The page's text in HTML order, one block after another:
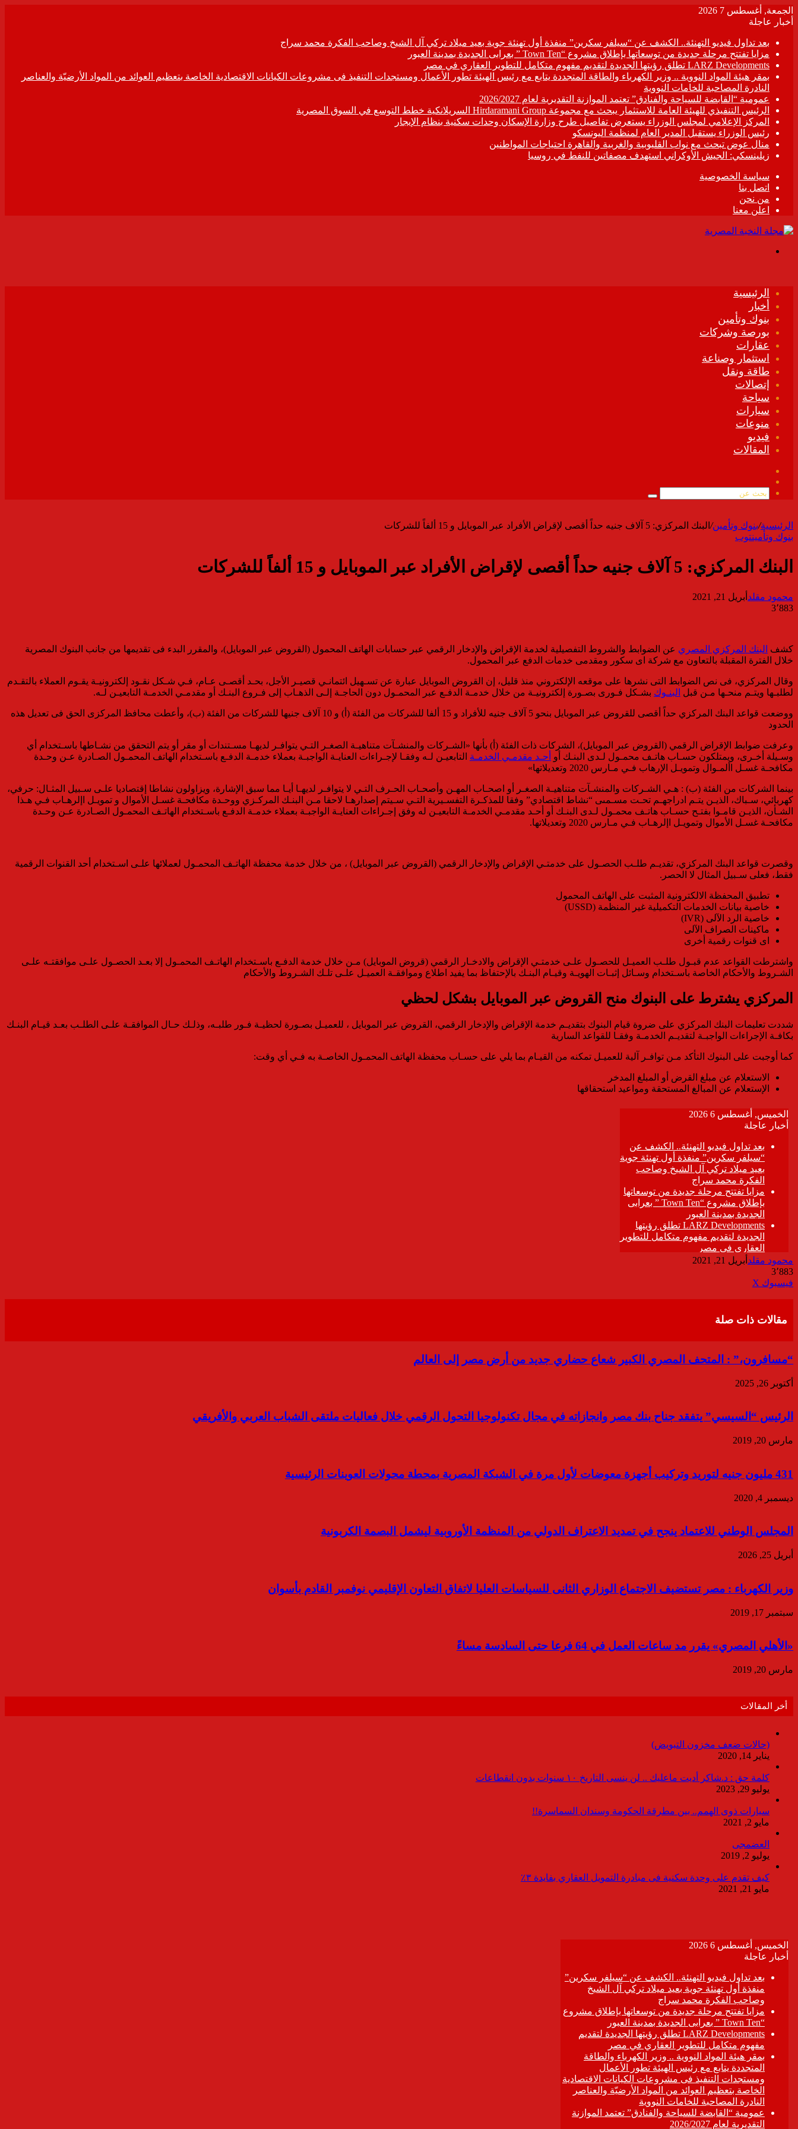
الجمعة, أغسطس 7 2026
أخبار عاجلة
بعد تداول فيديو التهنئة.. الكشف عن “سيلفر سكرين” منفذة أول تهنئة جوية بعيد ميلاد تركي آل الشيخ وصاحب الفكرة محمد سراج
مزايا تفتتح مرحلة جديدة من توسعاتها بإطلاق مشروع “Town Ten ” بعرابى الجديدة بمدينة العبور
LARZ Developments تطلق رؤيتها الجديدة لتقديم مفهوم متكامل للتطوير العقاري في مصر
بمقر هيئة المواد النووية .. وزير الكهرباء والطاقة المتجددة يتابع مع رئيس الهيئة تطور الأعمال ومستجدات التنفيذ فى مشروعات الكيانات الاقتصادية الخاصة بتعظيم العوائد من المواد الأرضيّة والعناصر
النادرة المصاحبة للخامات النووية
عمومية “القابضة للسياحة والفنادق” تعتمد الموازنة التقديرية لعام 2026/2027
الرئيس التنفيذي للهيئة العامة للاستثمار يبحث مع مجموعة Hirdaramani Group السريلانكية خطط التوسع في السوق المصرية
المركز الإعلامي لمجلس الوزراء يستعرض تفاصيل طرح وزارة الإسكان وحدات سكنية بنظام الإيجار
رئيس الوزراء يستقبل المدير العام لمنظمة اليونسكو
منال عوض تبحث مع نواب القليوبية والغربية والقاهرة احتياجات المواطنين
زيلينسكي: الجيش الأوكراني استهدف مصفاتين للنفط في روسيا
سياسة الخصوصية
اتصل بنا
من نحن
اعلن معنا
الرئيسية
أخبار
بنوك وتأمين
بورصة وشركات
عقارات
استثمار وصناعة
طاقة ونقل
إتصالات
سياحة
سيارات
منوعات
فيديو
المقالات
الموقع
بحث
الرئيسية/بنوك وتأمين/ البنك المركزي: 5 آلاف جنيه حداً أقصى لإقراض الأفراد عبر الموبايل و 15 ألفاً للشركات
بنوك وتأمينتوب
البنك المركزي: 5 آلاف جنيه حداً أقصى لإقراض الأفراد عبر الموبايل و 15 ألفاً للشركات
محمود مقلد أبريل 21, 2021
3٬883
كشف البنك المركزي المصري عن الضوابط والشروط التفصيلية لخدمة الإقراض والإدخار الرقمي عبر حسابات الهاتف المحمول (القروض عبر الموبايل)، والمقرر البدء فى تقديمها من جانب البنوك المصرية
خلال الفترة المقبلة بالتعاون مع شركة اى سكور ومقدمى خدمات الدفع عبر المحمول.
وقال المركزي، فى نص الضوابط التى نشرها على موقعه الإلكتروني منذ قليل، إن القروض الموبايل عبارة عن تسـهيل ائتمانـي قصيـر الأجل، بحـد أقصـى عـام، فـي شـكل نقـود إلكترونيـة يقـوم العملاء بالتقـدم
لطلبـها ويتـم منحـها مـن قبل البنـوك بشـكل فـورى بصـورة إلكترونيـة من خلال خدمـة الدفـع عبر المحمـول دون الحاجـة إلـى الذهـاب إلى فـروع البنـك أو مقدمـي الخدمـة التابعيـن لـه.
ووضعت قواعد البنك المركزي حداً أقصى للقروض عبر الموبايل بنحو 5 آلاف جنيه للأفراد و 15 ألفا للشركات من الفئة (أ) و 10 آلاف جنيها للشركات من الفئة (ب)، وأعطت محافظ المركزى الحق فى تعديل هذه
الحدود
وعرفت ضوابط الإقراض الرقمي (القروض عبر الموبايل)، الشركات ذات الفئة (أ) بأنها «الشـركات والمنشـآت متناهيـة الصغـر التـي يتوافـر لديهـا مسـتندات أو مقر أو يتم التحقق من نشـاطها باسـتخدام أي
وسـيلة أخـرى، ويمتلكون حسـاب هاتـف محمـول لـدى البنـك أو أحـد مقدمـي الخدمـة التابعيـن لـه وفقـا لإجـراءات العنايـة الواجبـة بعملاء خدمـة الدفـع باسـتخدام الهاتف المحمـول الصـادرة عـن وحـدة
مكافحـة غسـل األمـوال وتمويـل الإرهاب فـي مـارس 2020 وتعديلاتها»
بينما الشركات من الفئة (ب) : هـي الشـركات والمنشـآت متناهيـة الصغـر أو اصحـاب المهـن وأصحـاب الحـرف التـي لا يتوافـر لديهـا أيـا مما سبق الإشارة، ويزاولون نشاطا إقتصاديا علـى سـبيل المثـال: حرفي،
كهربائي، سـباك، الذيـن يتـم ادراجهـم تحـت مسـمىى “نشاط اقتصادي” وفقا للمذكـرة التفسـيرية التـي سـيتم إصدارهـا لاحقا مـن البنـك المركـزي ووحـدة مكافحـة غسـل الأموال و تمويـل اإلرهـاب فـي هـذا
الشـأن، الذيـن قامـوا بفتـح حسـاب هاتـف محمـول لـدى البنـك أو أحـد مقدمـي الخدمـة التابعيـن له وفق إجـراءات العنايـة الواجبـة بعملاء خدمـة الدفـع باسـتخدام الهاتـف المحمـول الصـادرة عـن وحـدة
مكافحـة غسـل الأموال وتمويـل اإلرهـاب فـي مـارس 2020 وتعديلاتها.
وقصرت قواعد البنك المركزي، تقديـم طلـب الحصـول على خدمتـي الإقراض والإدخار الرقمي (القروض عبر الموبايل) ، من خلال خدمة محفظة الهاتـف المحمـول لعملائها علـى اسـتخدام أحد القنوات الرقمية
فقط، فعلى سـبيل المثال لا الحصر.
تطبيق المحفظة الالكترونية المثبت على الهاتف المحمول
خاصية بيانات الخدمات التكميلية غير المنظمة (USSD)
خاصية الرد الآلى (IVR)
ماكينات الصراف الآلى
اى قنوات رقمية أخرى
واشترطت القواعد عدم قبـول طلـب العميـل للحصـول علـى خدمتـي الإقراض والادخـار الرقمي (قروض الموبايل) مـن خلال خدمة الدفـع باسـتخدام الهاتـف المحمـول إلا بعـد الحصـول علـى موافقتـه علـى
الشـروط والأحكام الخاصة باسـتخدام وسـائل إثبـات الهويـة وقيـام البنـك بالإحتفاظ بما يفيد اطلاع وموافقـة العميـل علـى تلـك الشـروط والأحكام
المركزي يشترط على البنوك منح القروض عبر الموبايل بشكل لحظي
شددت تعليمات البنك المركزي على ضروة قيام البنوك بتقديـم خدمة الإقراض والإدخار الرقمي، القروض عبر الموبايل ، للعميـل بصـورة لحظيـة فـور طلبـه، وذلـك حـال الموافقـة علـى الطلـب بعـد قيـام البنـك
بكافـة الإجراءات الواجبـة لتقديـم الخدمـة وفقـا للقواعد السارية
كما أوجبت على البنوك التأكد مـن توافـر آلية للعميـل تمكنه من القيـام بما يلي على حسـاب محفظة الهاتف المحمـول الخاصـة به فـي أي وقت:
الاستعلام عن مبلغ القرض أو المبلغ المدخر
الإستعلام عن المبالغ المستحقة ومواعيد استحقاقها
محمود مقلد أبريل 21, 2021
3٬883
فيسبوك ‫X
مقالات ذات صلة
“مسافرون،” : المتحف المصري الكبير شعاع حضاري جديد من أرض مصر إلى العالم
أكتوبر 26, 2025
الرئيس “السيسي” يتفقد جناح بنك مصر وانجازاته في مجال تكنولوجيا التحول الرقمي خلال فعاليات ملتقى الشباب العربي والأفريقي
مارس 20, 2019
431 مليون جنيه لتوريد وتركيب أجهزة معوضات لأول مرة في الشبكة المصرية بمحطة محولات العوينات الرئيسية
ديسمبر 4, 2020
المجلس الوطني للاعتماد ينجح في تمديد الاعتراف الدولي من المنظمة الأوروبية ليشمل البصمة الكربونية
أبريل 25, 2026
وزير الكهرباء : مصر تستضيف الاجتماع الوزاري الثانى للسياسات العليا لاتفاق التعاون الإقليمي نوفمبر القادم بأسوان
سبتمبر 17, 2019
«الأهلي المصري» يقرر مد ساعات العمل في 64 فرعا حتى السادسة مساءً
مارس 20, 2019
أخر المقالات
(حالات ضعف مخزون التبويض)
يناير 14, 2020
كلمة حق : د.شاكر أديت ماعليك .. لن ينسى التاريخ ١٠ سنوات بدون انقطاعات
يوليو 29, 2023
سيارات ذوى الهمم.. بين مطرقة الحكومة وسندان السماسرة!!
مايو 2, 2021
العضمجى
يوليو 2, 2019
كيف تقدم على وحدة سكنية فى مبادرة التمويل العقاري بفايدة ٣٪
مايو 21, 2021